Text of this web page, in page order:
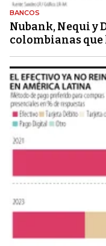
BANCOS
Nubank, Nequi y
colombianas